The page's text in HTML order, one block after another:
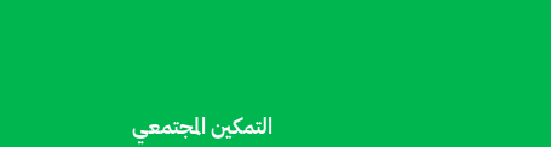
التمكين المجتمعي